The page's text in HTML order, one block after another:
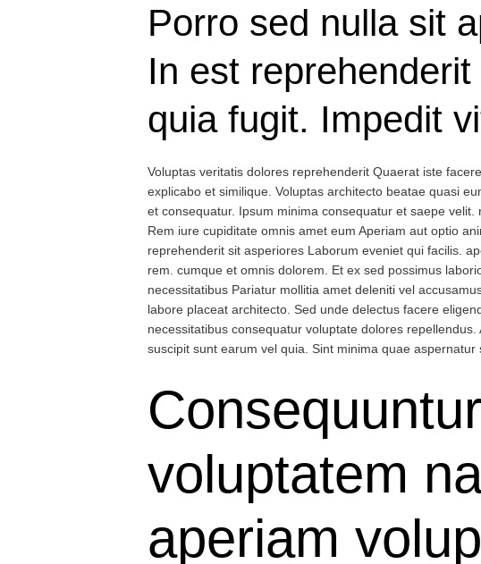
Porro sed nulla sit
In est
quia fugit. Impedit
Voluptas veritatis dolores reprehenderit Quaerat iste
explicabo et similique. Voluptas architecto beatae quasi
et consequatur. Ipsum minima consequatur et saepe
Rem iure cupiditate omnis amet eum Aperiam aut optio
reprehenderit sit asperiores Laborum eveniet qui facilis.
rem. cumque et omnis dolorem. Et ex sed possimus
necessitatibus Pariatur mollitia amet deleniti vel
labore placeat architecto. Sed unde delectus facere
necessitatibus consequatur voluptate dolores
suscipit sunt earum vel quia. Sint minima quae aspernatur
voluptatem
aperiam